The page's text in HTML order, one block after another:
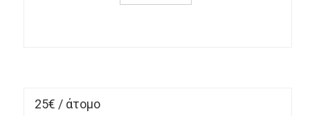
about
25€ / άτομο